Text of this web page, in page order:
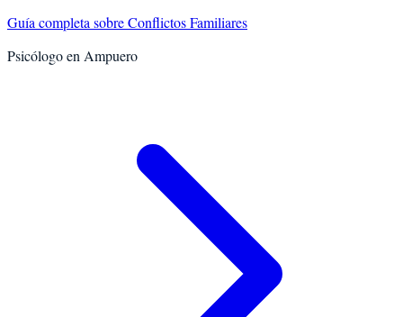
Guía completa sobreConflictos Familiares
Psicólogo en Ampuero